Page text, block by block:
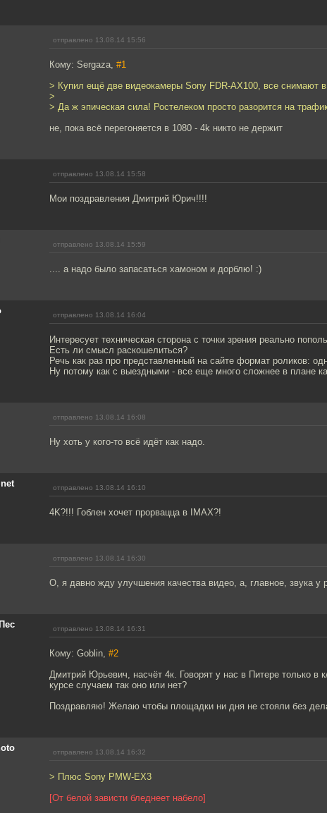
отправлено 13.08.14 15:56
Кому: Sergaza, #1
> Купил ещё две видеокамеры Sony FDR-AX100, все снимают
>
> Да ж эпическая сила! Ростелеком просто разорится на
не, пока всё перегоняется в 1080 - 4k никто не держит
отправлено 13.08.14 15:58
Мои поздравления Дмитрий Юрич!!!!
отправлено 13.08.14 15:59
.... а надо было запасаться хамоном и дорблю! :)
отправлено 13.08.14 16:04
Интересует техническая сторона с точки зрения реально
Есть ли смысл раскошелиться?
Речь как раз про представленный на сайте формат роликов:
Ну потому как с выездными - все еще много сложнее в плане
отправлено 13.08.14 16:08
Ну хоть у кого-то всё идёт как надо.
отправлено 13.08.14 16:10
4K?!!! Гоблен хочет прорвацца в IMAX?!
отправлено 13.08.14 16:30
О, я давно жду улучшения качества видео, а, главное, звука у
отправлено 13.08.14 16:31
Кому: Goblin, #2
Дмитрий Юрьевич, насчёт 4к. Говорят у нас в Питере только в
курсе случаем так оно или нет?
Поздравляю! Желаю чтобы площадки ни дня не стояли без
отправлено 13.08.14 16:32
> Плюс Sony PMW-EX3
[От белой зависти бледнеет набело]